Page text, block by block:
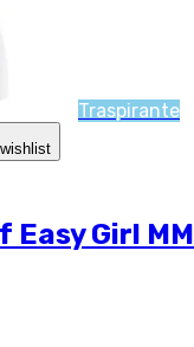
Traspirante
Easy Girl MM